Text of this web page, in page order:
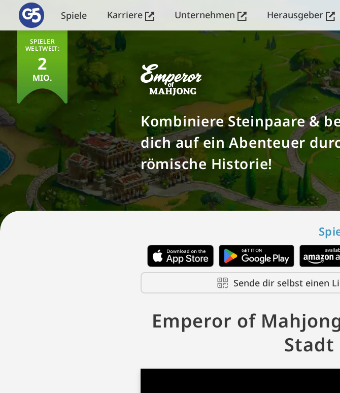
Spiele Karriere Unternehmen Herausgeber
SPIELER
WELTWEIT:
2
MIO.
Kombiniere Steinpaare &
dich auf ein Abenteuer
römische Historie!
Sende dir selbst einen
Emperor of
Stadt